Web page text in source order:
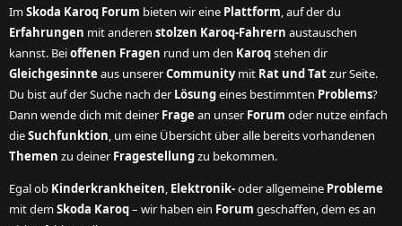
ImSkoda Karoq Forum bieten wir eine Plattform, auf der du
Erfahrungen mit anderen stolzen Karoq-Fahrern austauschen
kannst. Beioffenen Fragen rund um den Karoqstehen dir
Gleichgesinnte aus unsererCommunitymit Rat und Tatzur Seite.
Du bist auf der Suche nach der Lösungeines bestimmten Problems?
Dann wende dich mit deiner Frage an unser Forum oder nutze einfach
dieSuchfunktion, um eine Übersicht über alle bereits vorhandenen
Themen zu deiner Fragestellungzu bekommen.
Egal ob Kinderkrankheiten, Elektronik-oder allgemeine Probleme
mit demSkoda Karoq– wir haben ein Forum geschaffen, dem es an